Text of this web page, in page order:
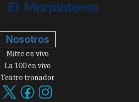
Nosotros
Mitre en vivo
La 100 en vivo
Teatro tronador